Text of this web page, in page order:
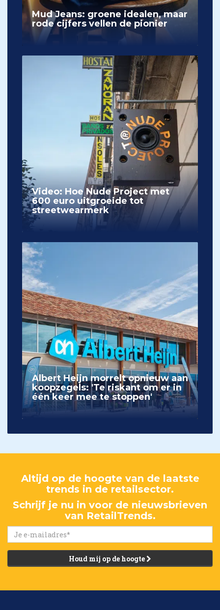
Mud Jeans: groene idealen, maar
rode cijfers vellen de pionier
Video: Hoe Nude Project met
600 euro uitgroeide tot
streetwearmerk
Albert Heijn morrelt opnieuw aan
koopzegels: 'Te riskant om er in
één keer mee te stoppen'
Altijd op de hoogte van de laatste
trends in de retailsector.
Schrijf je nu in voor de nieuwsbrieven
van RetailTrends.
Houd mij op de hoogte